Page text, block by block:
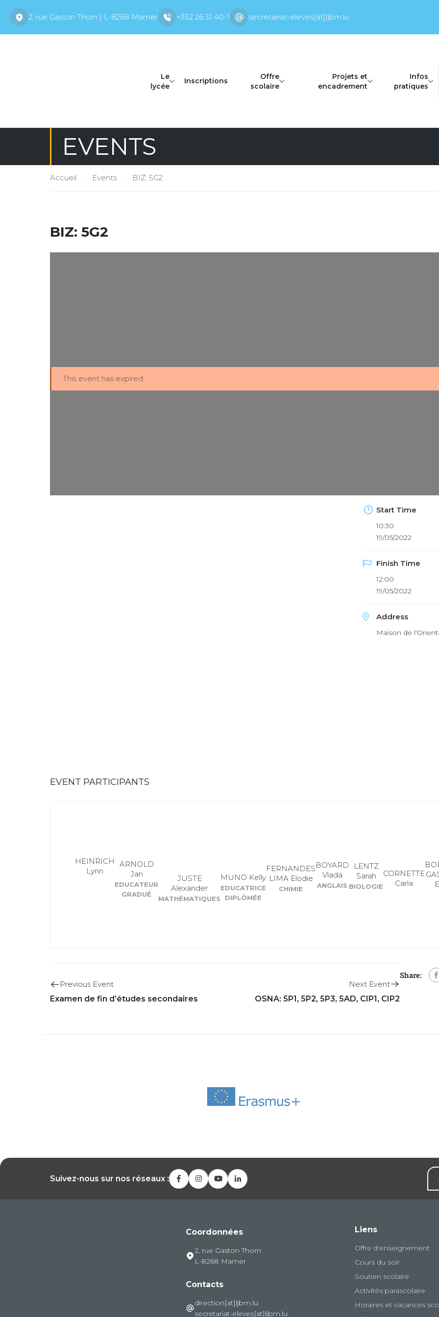
2, rue Gaston Thorn | L-8268 Mamer +352 26 31 40-1 secretariat-eleves[at]ljbm.lu
Le
lycée
Inscriptions
Offre
scolaire
Projets et
encadrement
Infos
pratiques
EVENTS
Accueil Events BIZ: 5G2
BIZ: 5G2
This event has expired
Start Time
10:30
19/05/2022
Finish Time
12:00
19/05/2022
Address
Maison de
EVENT PARTICIPANTS
HEINRICH
Lynn
ARNOLD
Jan
EDUCATEUR
GRADUÉ
JUSTE
Alexander
MATHÉMATIQUES
MUNO Kelly
EDUCATRICE
DIPLÔMÉE
FERNANDES
LIMA Elodie
CHIMIE
BOYARD
Vlada
ANGLAIS
LENTZ
Sarah
BIOLOGIE
CORNETTE
Carla
Share:
Previous Event
Examen de fin d’études secondaires
Next Event
OSNA: 5P1, 5P2, 5P3, 5AD, CIP1, CIP2
Suivez-nous sur nos réseaux :
Coordonnées
2, rue Gaston Thorn
L-8268 Mamer
Contacts
direction[at]ljbm.lu
secretariat-eleves[at]ljbm.lu
Liens
Offre d'enseignement
Cours du soir
Soutien scolaire
Activités parascolaire
Horaires et vacances